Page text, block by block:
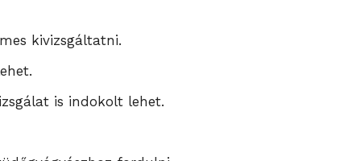
kivizsgáltatni.
is indokolt lehet.